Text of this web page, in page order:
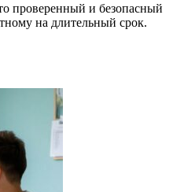
проверенный и безопасный
на длительный срок.